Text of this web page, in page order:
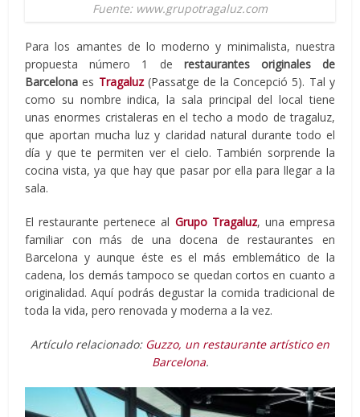
Fuente: www.grupotragaluz.com
Para los amantes de lo moderno y minimalista, nuestra
propuesta número 1 de restaurantes originales de
Barcelonaes Tragaluz(Passatge de la Concepció 5). Tal y
como su nombre indica, la sala principal del local tiene
unas enormes cristaleras en el techo a modo de tragaluz,
que aportan mucha luz y claridad natural durante todo el
día y que te permiten ver el cielo. También sorprende la
cocina vista, ya que hay que pasar por ella para llegar a la
sala.
El restaurante pertenece al Grupo Tragaluz, una empresa
familiar con más de una docena de restaurantes en
Barcelona y aunque éste es el más emblemático de la
cadena, los demás tampoco se quedan cortos en cuanto a
originalidad. Aquí podrás degustar la comida tradicional de
toda la vida, pero renovada y moderna a la vez.
Artículo relacionado: Guzzo, un restaurante artístico en
Barcelona.